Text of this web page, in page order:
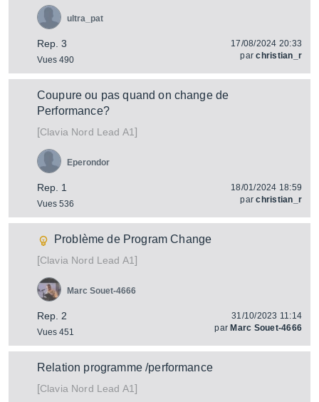
Rep. 3
Vues 490
ultra_pat
17/08/2024 20:33
parchristian_r
Coupure ou pas quand on change de
Performance?
[Clavia Nord Lead A1]
Rep. 1
Vues 536
Eperondor
18/01/2024 18:59
parchristian_r
Problème de Program Change
[Clavia Nord Lead A1]
Rep. 2
Vues 451
Marc Souet-4666
31/10/2023 11:14
par Marc Souet-4666
Relation programme /performance
[Clavia Nord Lead A1]